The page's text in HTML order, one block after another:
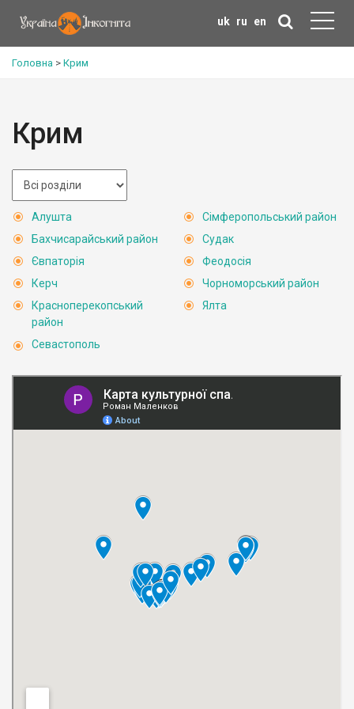
uk ru en
Головна > Крим
Крим
Алушта
Бахчисарайський район
Євпаторія
Керч
Красноперекопський
район
Севастополь
Сімферопольський район
Судак
Феодосія
Чорноморський район
Ялта